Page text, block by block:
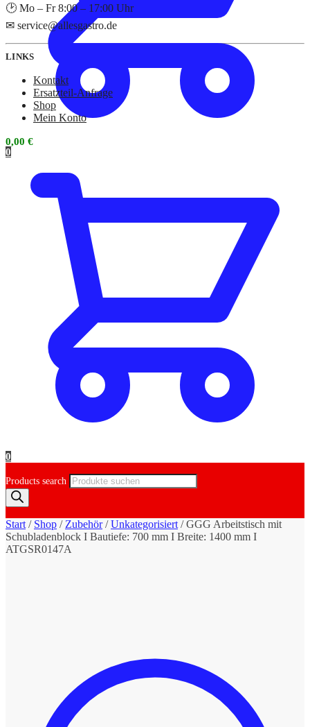
0
🕑 Mo – Fr 8:00 – 17:00 Uhr
✉ service@allesgastro.de
LINKS
Kontakt
Ersatzteil-Anfrage
Shop
Mein Konto
0,00 €
0
Products search
Start / Shop / Zubehör/Unkategorisiert /GGG Arbeitstisch mit
Schubladenblock I Bautiefe: 700 mm I Breite: 1400 mm I
ATGSR0147A